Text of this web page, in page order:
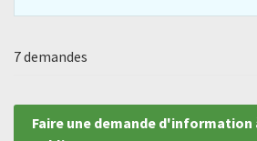
7 demandes
Faire une demande